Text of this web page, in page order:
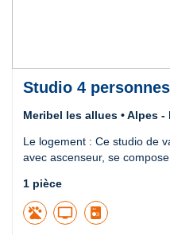
Studio 4 personnes
Meribel les allues • Alpes
Le logement : Ce studio de
avec ascenseur, se
1 pièce
tv